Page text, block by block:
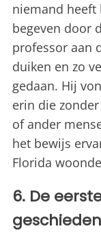
niemand heeft
begeven door
professor aan
duiken en zo
gedaan. Hij
erin die
of ander
het bewijs
Florida
6. De